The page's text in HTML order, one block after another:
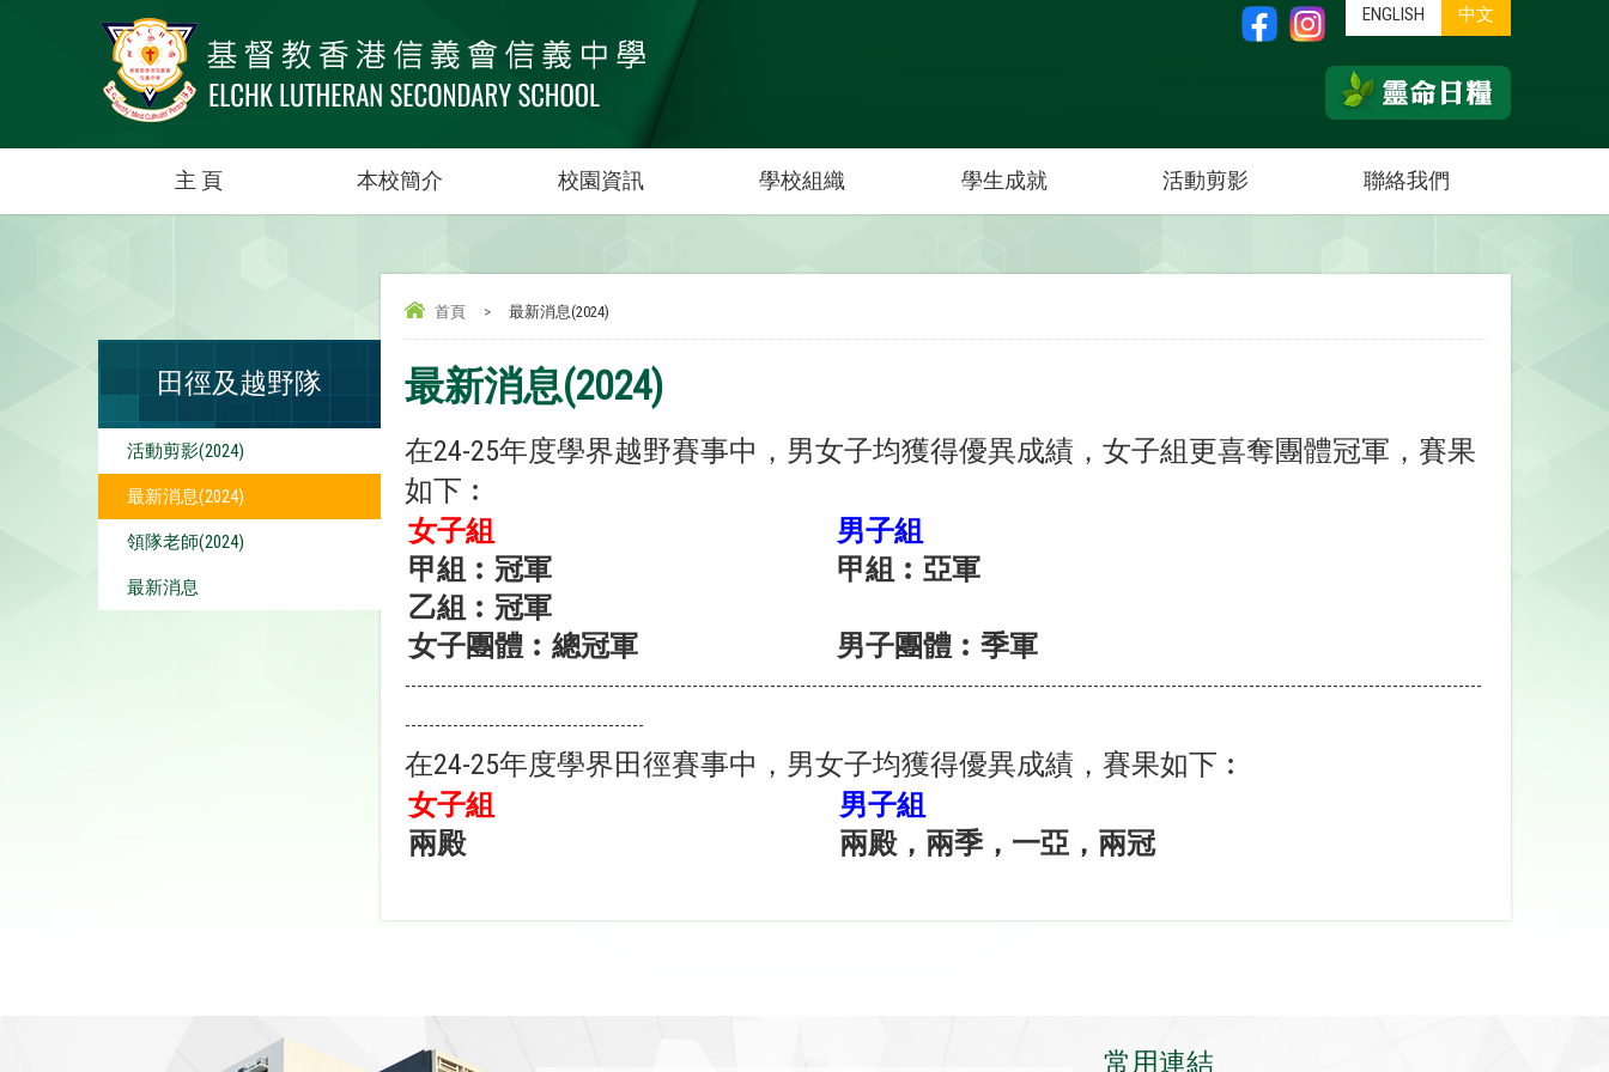
ENGLISH 中文
主 頁 本校簡介 校園資訊 學校組織 學生成就 活動剪影 聯絡我們
首頁 > 最新消息(2024)
最新消息(2024)
在24-25年度學界越野賽事中，男女子均獲得優異成績，女子組更喜奪團體冠軍，賽果
如下︰
女子組
男子組
甲組︰ 冠軍 甲組︰ 亞軍
乙組︰冠軍
女子團體︰總冠軍
男子團體︰季軍
------------------------------------------------------------------------------------------------------------------------------------------------------------------------------------
----------------------------------------
在24-25年度學界田徑賽事中，男女子均獲得優異成績，賽果如下︰
女子組
男子組
兩殿
兩殿，兩季，一亞，兩冠
田徑及越野隊
活動剪影(2024)
最新消息(2024)
領隊老師(2024)
最新消息
常用連結